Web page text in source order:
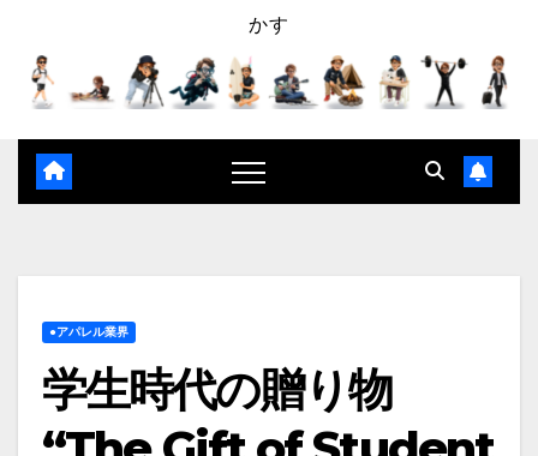
かす
●アパレル業界
学生時代の贈り物